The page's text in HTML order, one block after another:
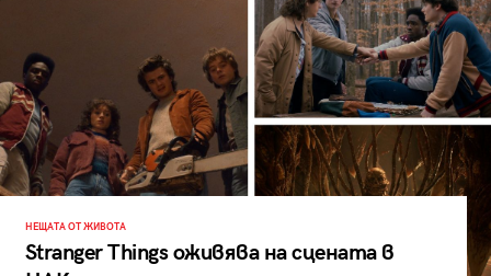
НЕЩАТА ОТ ЖИВОТА
Stranger Things оживява на сцената в